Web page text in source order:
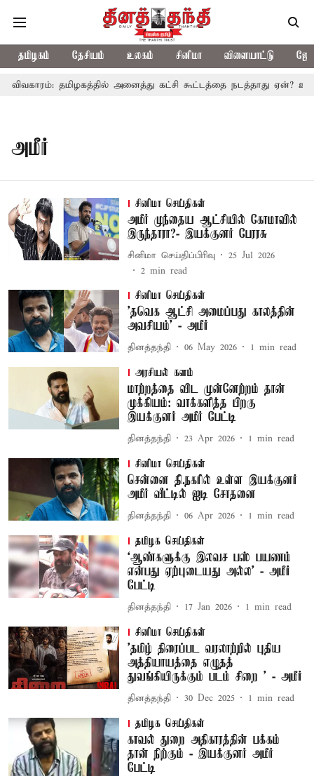
தமிழகம் தேசியம் உலகம் சினிமா விளையாட்டு
விவகாரம்: தமிழகத்தில் அனைத்து கட்சி கூட்டத்தை நடத்தாது ஏன்?
அமீர்
சினிமா செய்திகள்
அமீர் முந்தைய ஆட்சியில் கோமாவில்
இருந்தாரா?- இயக்குனர் பேரரசு
சினிமா செய்திப்பிரிவு
25 Jul 2026
2 min read
சினிமா செய்திகள்
'தவெக ஆட்சி அமைப்பது காலத்தின்
அவசியம்' - அமீர்
தினத்தந்தி 06 May 2026 1 min read
அரசியல் களம்
மாற்றத்தை விட முன்னேற்றம் தான்
முக்கியம்: வாக்களித்த பிறகு
இயக்குனர் அமீர் பேட்டி
தினத்தந்தி 23 Apr 2026 1 min read
சினிமா செய்திகள்
சென்னை தி.நகரில் உள்ள இயக்குனர்
அமீர் வீட்டில் ஐடி சோதனை
தினத்தந்தி 06 Apr 2026 1 min read
தமிழக செய்திகள்
‘ஆண்களுக்கு இலவச பஸ் பயணம்
என்பது ஏற்புடையது அல்ல’ - அமீர்
பேட்டி
தினத்தந்தி 17 Jan 2026 1 min read
சினிமா செய்திகள்
’தமிழ் திரைப்பட வரலாற்றில் புதிய
அத்தியாயத்தை எழுதத்
துவங்கியிருக்கும் படம் சிறை ’ - அமீர்
தினத்தந்தி 30 Dec 2025 1 min read
தமிழக செய்திகள்
காவல் துறை அதிகாரத்தின் பக்கம்
தான் நிற்கும் - இயக்குனர் அமீர்
பேட்டி